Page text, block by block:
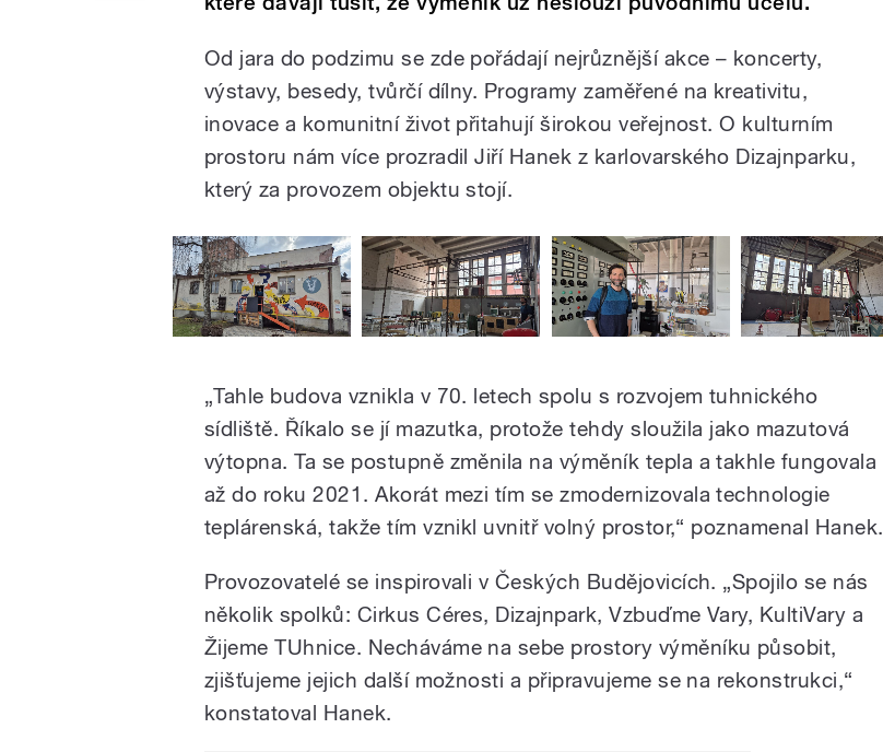
Od jara do podzimu se zde pořádají nejrůznější akce – koncerty,
výstavy, besedy, tvůrčí dílny. Programy zaměřené na kreativitu,
inovace a komunitní život přitahují širokou veřejnost. O kulturním
prostoru nám více prozradil Jiří Hanek z karlovarského Dizajnparku,
který za provozem objektu stojí.
„Tahle budova vznikla v 70. letech spolu s rozvojem tuhnického
sídliště. Říkalo se jí mazutka, protože tehdy sloužila jako mazutová
výtopna. Ta se postupně změnila na výměník tepla a takhle fungovala
až do roku 2021. Akorát mezi tím se zmodernizovala technologie
teplárenská, takže tím vznikl uvnitř volný prostor,“ poznamenal Hanek.
Provozovatelé se inspirovali v Českých Budějovicích. „Spojilo se nás
několik spolků: Cirkus Céres, Dizajnpark, Vzbuďme Vary, KultiVary a
Žijeme TUhnice. Necháváme na sebe prostory výměníku působit,
zjišťujeme jejich další možnosti a připravujeme se na rekonstrukci,“
konstatoval Hanek.